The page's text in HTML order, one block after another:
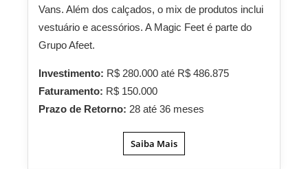
Vans. Além dos calçados, o mix de produtos inclui
vestuário e acessórios. A Magic Feet é parte do
Grupo Afeet.
Investimento: R$ 280.000 até R$ 486.875
Faturamento: R$ 150.000
Prazo de Retorno: 28 até 36 meses
Saiba Mais